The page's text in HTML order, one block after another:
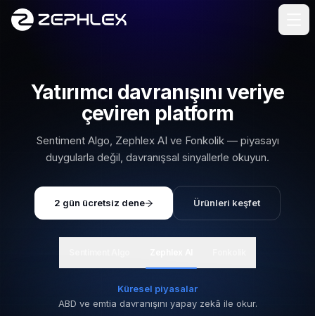
İçeriğe geç
Yatırımcı davranışını veriye
çeviren platform
Sentiment Algo, Zephlex AI ve Fonkolik — piyasayı
duygularla değil, davranışsal sinyallerle okuyun.
2 gün ücretsiz dene(yeni sekmede açılır)Ürünleri keşfet
Küresel piyasalar
ABD ve emtia davranışını yapay zekâ ile okur.